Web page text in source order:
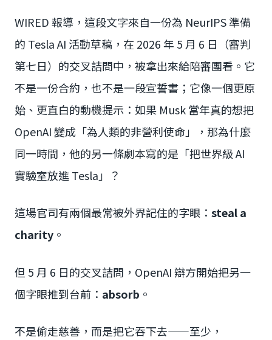
WIRED 報導，這段文字來自一份為 NeurIPS 準備
的 Tesla AI 活動草稿，在 2026 年 5 月 6 日（審判
第七日）的交叉詰問中，被拿出來給陪審團看。它
不是一份合約，也不是一段宣誓書；它像一個更原
始、更直白的動機提示：如果 Musk 當年真的想把
OpenAI 變成「為人類的非營利使命」，那為什麼
同一時間，他的另一條劇本寫的是「把世界級 AI
實驗室放進 Tesla」？
這場官司有兩個最常被外界記住的字眼： steal a
charity 。
但 5 月 6 日的交叉詰問，OpenAI 辯方開始把另一
個字眼推到台前： absorb 。
不是偷走慈善，而是把它吞下去——至少，